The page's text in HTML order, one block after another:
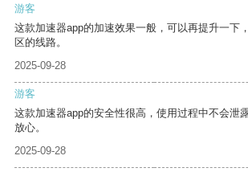
游客
这款加速器app的加速效果一般，可以再提升一下
区的线路。
2025-09-28
游客
这款加速器app的安全性很高，使用过程中不会泄
放心。
2025-09-28